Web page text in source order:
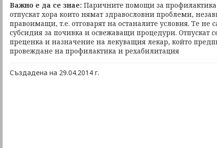
Важно е да се знае: Паричните помощи за
отпускат хора които нямат здравословни проблеми,
правоимащи, т.е. отговарят на останалите условия. Те не
субсидия за почивка и освежаващи процедури. Отпускат
преценка и назначение на лекуващия лекар, който
провеждане на профилактика и рехабилитация
Създадена на 29.04.2014 г.